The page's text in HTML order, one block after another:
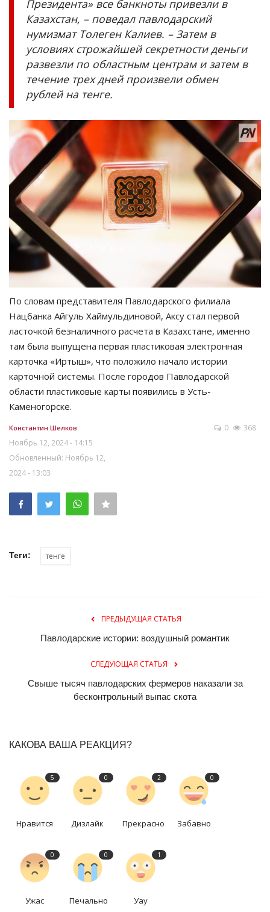
Президента» все банкноты привезли в
Казахстан, – поведал павлодарский
нумизмат Толеген Калиев. – Затем в
условиях строжайшей секретности деньги
развезли по областным центрам и затем в
течение трех дней произвели обмен
рублей на тенге.
По словам представителя Павлодарского филиала
Нацбанка Айгуль Хаймульдиновой, Аксу стал первой
ласточкой безналичного расчета в Казахстане, именно
там была выпущена первая пластиковая электронная
карточка «Иртыш», что положило начало истории
карточной системы. После городов Павлодарской
области пластиковые карты появились в Усть-
Каменогорске.
Константин Шелков
Ноябрь 12, 2024 - 14:15
Обновленный: Ноябрь 12,
2024 - 13:03
0 368
Теги: тенге
ПРЕДЫДУЩАЯ СТАТЬЯ
Павлодарские истории: воздушный романтик
СЛЕДУЮЩАЯ СТАТЬЯ
Свыше тысяч павлодарских фермеров наказали за
бесконтрольный выпас скота
КАКОВА ВАША РЕАКЦИЯ?
5
Нравится
0
Дизлайк
2
Прекрасно
0
Забавно
0
Ужас
0
Печально
1
Уау